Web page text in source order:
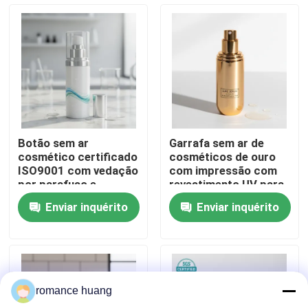
Fábrica
Controle de Qualidade
Fale Conosco
Pedir um orçamento
Garrafa mal ventilada cosmética
garrafa cosmética da loção
Frasco de creme cosmético
Botão sem ar
cosmético certificado
ISO9001 com vedação
por parafuso e
impressão
personalizável para
ingredientes sensíveis
Enviar inquérito
Garrafa sem ar de
cosméticos de ouro
com impressão com
revestimento UV para
maior durabilidade e
tempo de entrega de
40-45 dias
Enviar inquérito
romance huang